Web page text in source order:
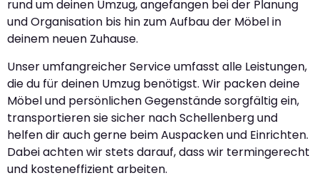
rund um deinen Umzug, angefangen bei der Planung
und Organisation bis hin zum Aufbau der Möbel in
deinem neuen Zuhause.
Unser umfangreicher Service umfasst alle Leistungen,
die du für deinen Umzug benötigst. Wir packen deine
Möbel und persönlichen Gegenstände sorgfältig ein,
transportieren sie sicher nach Schellenberg und
helfen dir auch gerne beim Auspacken und Einrichten.
Dabei achten wir stets darauf, dass wir termingerecht
und kosteneffizient arbeiten.